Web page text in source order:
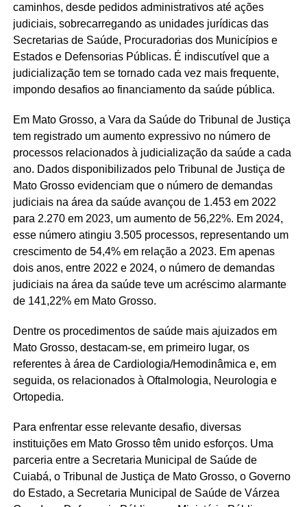
caminhos, desde pedidos administrativos até ações
judiciais, sobrecarregando as unidades jurídicas das
Secretarias de Saúde, Procuradorias dos Municípios e
Estados e Defensorias Públicas. É indiscutível que a
judicialização tem se tornado cada vez mais frequente,
impondo desafios ao financiamento da saúde pública.
Em Mato Grosso, a Vara da Saúde do Tribunal de Justiça
tem registrado um aumento expressivo no número de
processos relacionados à judicialização da saúde a cada
ano. Dados disponibilizados pelo Tribunal de Justiça de
Mato Grosso evidenciam que o número de demandas
judiciais na área da saúde avançou de 1.453 em 2022
para 2.270 em 2023, um aumento de 56,22%. Em 2024,
esse número atingiu 3.505 processos, representando um
crescimento de 54,4% em relação a 2023. Em apenas
dois anos, entre 2022 e 2024, o número de demandas
judiciais na área da saúde teve um acréscimo alarmante
de 141,22% em Mato Grosso.
Dentre os procedimentos de saúde mais ajuizados em
Mato Grosso, destacam-se, em primeiro lugar, os
referentes à área de Cardiologia/Hemodinâmica e, em
seguida, os relacionados à Oftalmologia, Neurologia e
Ortopedia.
Para enfrentar esse relevante desafio, diversas
instituições em Mato Grosso têm unido esforços. Uma
parceria entre a Secretaria Municipal de Saúde de
Cuiabá, o Tribunal de Justiça de Mato Grosso, o Governo
do Estado, a Secretaria Municipal de Saúde de Várzea